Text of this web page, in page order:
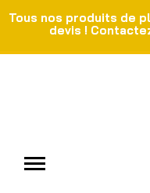
Tous nos produits de
devis !